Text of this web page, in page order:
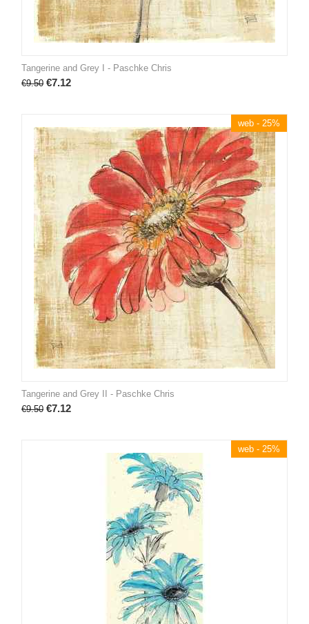
Tangerine and Grey I - Paschke Chris
€9.50 €7.12
web - 25%
Tangerine and Grey II - Paschke Chris
€9.50 €7.12
web - 25%